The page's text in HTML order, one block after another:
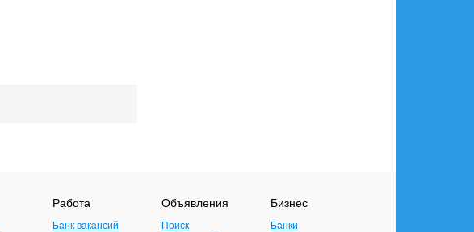
Работа
Банк вакансий
Объявления
Поиск
Бизнес
Банки